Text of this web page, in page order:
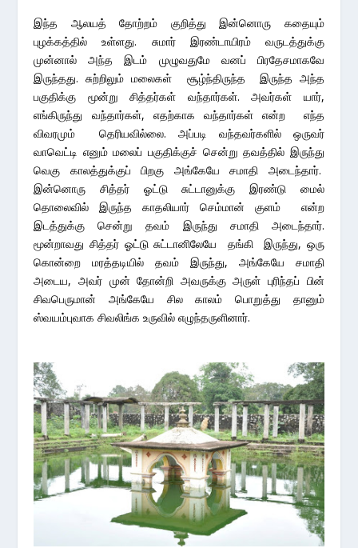
இந்த ஆலயத் தோற்றம் குறித்து இன்னொரு கதையும்
புழக்கத்தில் உள்ளது. சுமார் இரண்டாயிரம் வருடத்துக்கு
முன்னால் அந்த இடம் முழுவதுமே வனப் பிரதேசமாகவே
இருந்தது. சுற்றிலும் மலைகள் சூழ்ந்திருந்த இருந்த அந்த
பகுதிக்கு மூன்று சித்தர்கள் வந்தார்கள். அவர்கள் யார்,
எங்கிருந்து வந்தார்கள், எதற்காக வந்தார்கள் என்ற எந்த
விவரமும் தெரியவில்லை. அப்படி வந்தவர்களில் ஒருவர்
வாவெட்டி எனும் மலைப் பகுதிக்குச் சென்று தவத்தில் இருந்து
வெகு காலத்துக்குப் பிறகு அங்கேயே சமாதி அடைந்தார்.
இன்னொரு சித்தர் ஓட்டு சுட்டானுக்கு இரண்டு மைல்
தொலைவில் இருந்த காதலியார் செம்மான் குளம் என்ற
இடத்துக்கு சென்று தவம் இருந்து சமாதி அடைந்தார்.
மூன்றாவது சித்தர் ஓட்டு சுட்டானிலேயே தங்கி இருந்து, ஒரு
கொன்றை மரத்தடியில் தவம் இருந்து, அங்கேயே சமாதி
அடைய, அவர் முன் தோன்றி அவருக்கு அருள் புரிந்தப் பின்
சிவபெருமான் அங்கேயே சில காலம் பொறுத்து தானும்
ஸ்வயம்புவாக சிவலிங்க உருவில் எழுந்தருளினார்.